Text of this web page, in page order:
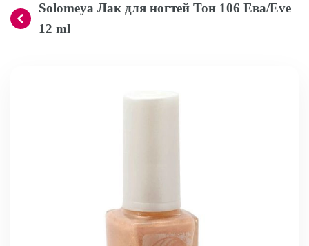
Solomeya Лак для ногтей Тон 106 Ева/Eve
12 ml